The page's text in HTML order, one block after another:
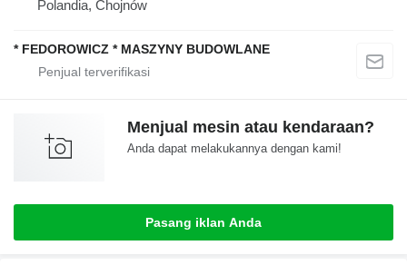
Polandia, Chojnów
* FEDOROWICZ * MASZYNY BUDOWLANE
Menjual mesin atau kendaraan?
Anda dapat melakukannya dengan kami!
Pasang iklan Anda